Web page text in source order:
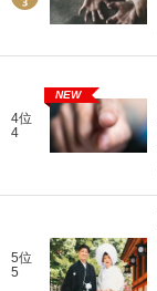
4位
4
NEW
5位
5